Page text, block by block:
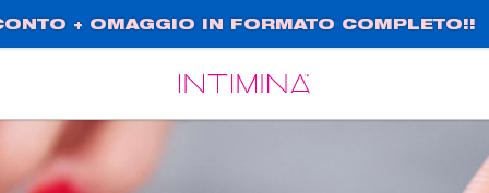
+ OMAGGIO IN FORMATO COMPLETO!!